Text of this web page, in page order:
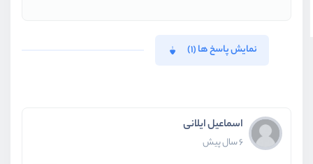
نمایش پاسخ ها (1)
اسماعیل ایلانی
6 سال پیش